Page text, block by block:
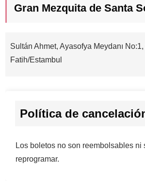
Gran Mezquita de Santa
Sultán Ahmet, Ayasofya Meydanı
Fatih/Estambul
Política de
Los boletos no son reembolsables ni
reprogramar.